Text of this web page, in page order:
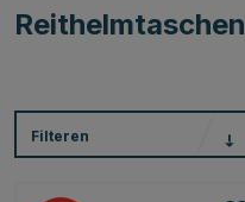
Reithelmtaschen
Filteren